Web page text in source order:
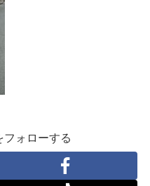
フォローする